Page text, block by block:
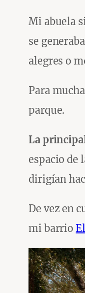
Mi abuela
se
alegres o
Para
parque.
La
espacio de
dirigían
De vez en
mi barrio